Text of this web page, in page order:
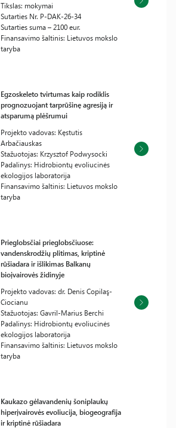
Tikslas: mokymai
Sutarties Nr. P-DAK-26-34
Sutarties suma – 2100 eur.
Finansavimo šaltinis: Lietuvos mokslo
taryba
Egzoskeleto tvirtumas kaip rodiklis
prognozuojant tarprūšinę agresiją ir
atsparumą plėšrumui
Projekto vadovas: Kęstutis
Arbačiauskas
Stažuotojas: Krzysztof Podwysocki
Padalinys: Hidrobiontų evoliucinės
ekologijos laboratorija
Finansavimo šaltinis: Lietuvos mokslo
taryba
Prieglobsčiai prieglobsčiuose:
vandenskrodžių plitimas, kriptinė
rūšiadara ir išlikimas Balkanų
bioįvairovės židinyje
Projekto vadovas: dr. Denis Copilaş-
Ciocianu
Stažuotojas: Gavril-Marius Berchi
Padalinys: Hidrobiontų evoliucinės
ekologijos laboratorija
Finansavimo šaltinis: Lietuvos mokslo
taryba
Kaukazo gėlavandenių šoniplaukų
hiperįvairovės evoliucija, biogeografija
ir kriptinė rūšiadara